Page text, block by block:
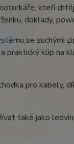
kteří
doklady,
se suchými
praktický klip na
pro
také jako